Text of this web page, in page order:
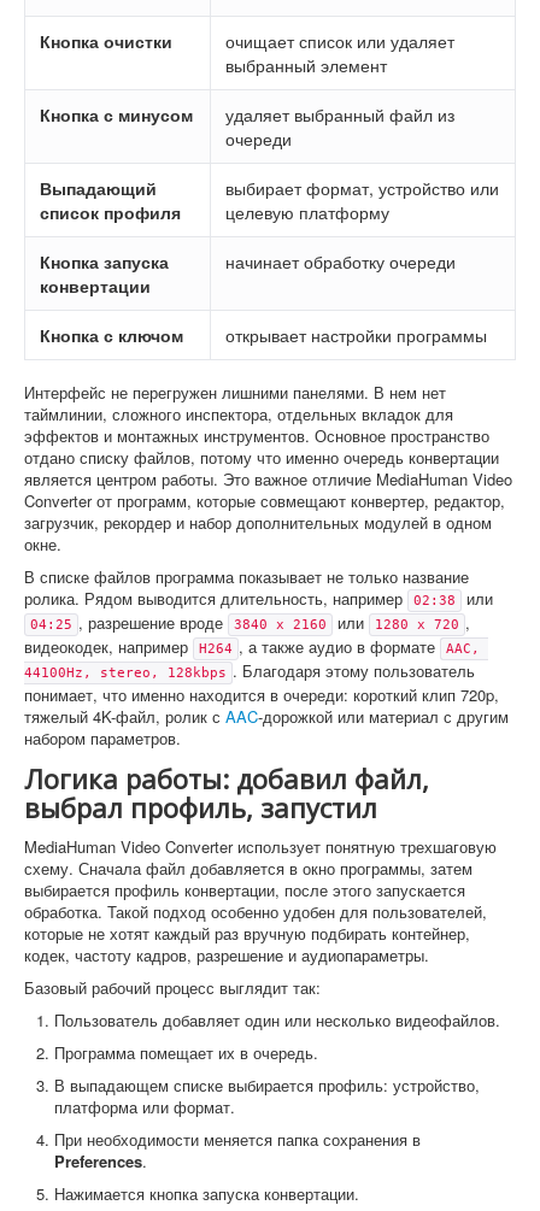
Кнопка очистки
очищает список или удаляет
выбранный элемент
Кнопка с минусом
удаляет выбранный файл из
очереди
Выпадающий
список профиля
выбирает формат, устройство или
целевую платформу
Кнопка запуска
конвертации
начинает обработку очереди
Кнопка с ключом открывает настройки программы
Интерфейс не перегружен лишними панелями. В нем нет
таймлинии, сложного инспектора, отдельных вкладок для
эффектов и монтажных инструментов. Основное пространство
отдано списку файлов, потому что именно очередь конвертации
является центром работы. Это важное отличие MediaHuman Video
Converter от программ, которые совмещают конвертер, редактор,
загрузчик, рекордер и набор дополнительных модулей в одном
окне.
В списке файлов программа показывает не только название
ролика. Рядом выводится длительность, например
02:38 или
04:25 , разрешение вроде 3840 x 2160 или 1280 x 720 ,
видеокодек, например
H264 , а также аудио в формате
AAC,
44100Hz, stereo, 128kbps . Благодаря этому пользователь
понимает, что именно находится в очереди: короткий клип 720p,
тяжелый 4K-файл, ролик с AAC-дорожкой или материал с другим
набором параметров.
Логика работы: добавил файл,
выбрал профиль, запустил
MediaHuman Video Converter использует понятную трехшаговую
схему. Сначала файл добавляется в окно программы, затем
выбирается профиль конвертации, после этого запускается
обработка. Такой подход особенно удобен для пользователей,
которые не хотят каждый раз вручную подбирать контейнер,
кодек, частоту кадров, разрешение и аудиопараметры.
Базовый рабочий процесс выглядит так:
Пользователь добавляет один или несколько видеофайлов.
Программа помещает их в очередь.
В выпадающем списке выбирается профиль: устройство,
платформа или формат.
При необходимости меняется папка сохранения в
Preferences.
Нажимается кнопка запуска конвертации.